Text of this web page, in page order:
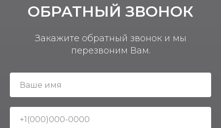
ОБРАТНЫЙ ЗВОНОК
Закажите обратный звонок и мы
перезвоним Вам.